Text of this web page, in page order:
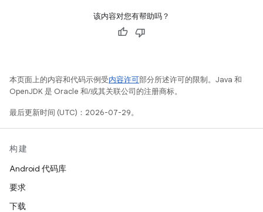
该内容对您有帮助吗？
本页面上的内容和代码示例受内容许可部分所述许可的限制。Java 和
OpenJDK 是 Oracle 和/或其关联公司的注册商标。
最后更新时间 (UTC)：2026-07-29。
构建
Android 代码库
要求
下载